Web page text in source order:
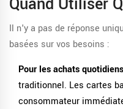
Quand Utiliser
Il n'y a pas de réponse
basées sur vos besoins :
Pour les achats
traditionnel. Les cartes
consommateur